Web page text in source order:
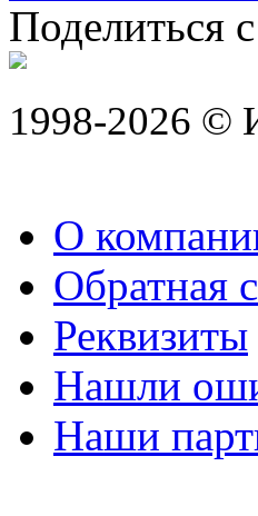
Поделиться
1998-2026 ©
О
Обратная
Реквизиты
Нашли
Наши